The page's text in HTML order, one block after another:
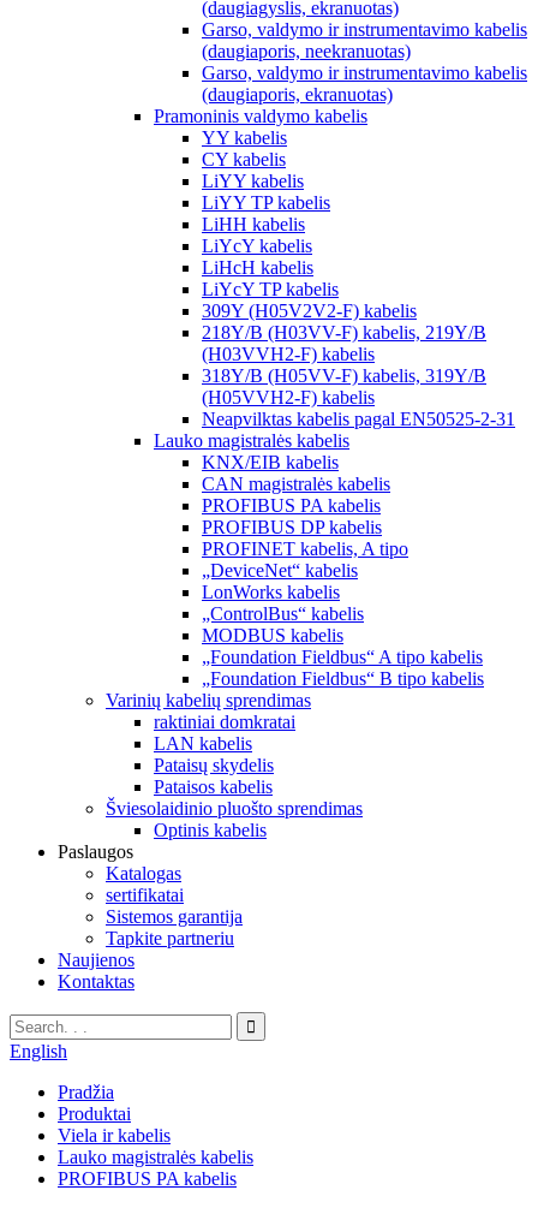
(daugiagyslis, ekranuotas)
Garso, valdymo ir instrumentavimo kabelis
(daugiaporis, neekranuotas)
Garso, valdymo ir instrumentavimo kabelis
(daugiaporis, ekranuotas)
Pramoninis valdymo kabelis
YY kabelis
CY kabelis
LiYY kabelis
LiYY TP kabelis
LiHH kabelis
LiYcY kabelis
LiHcH kabelis
LiYcY TP kabelis
309Y (H05V2V2-F) kabelis
218Y/B (H03VV-F) kabelis, 219Y/B
(H03VVH2-F) kabelis
318Y/B (H05VV-F) kabelis, 319Y/B
(H05VVH2-F) kabelis
Neapvilktas kabelis pagal EN50525-2-31
Lauko magistralės kabelis
KNX/EIB kabelis
CAN magistralės kabelis
PROFIBUS PA kabelis
PROFIBUS DP kabelis
PROFINET kabelis, A tipo
„DeviceNet“ kabelis
LonWorks kabelis
„ControlBus“ kabelis
MODBUS kabelis
„Foundation Fieldbus“ A tipo kabelis
„Foundation Fieldbus“ B tipo kabelis
Varinių kabelių sprendimas
raktiniai domkratai
LAN kabelis
Pataisų skydelis
Pataisos kabelis
Šviesolaidinio pluošto sprendimas
Optinis kabelis
Paslaugos
Katalogas
sertifikatai
Sistemos garantija
Tapkite partneriu
Naujienos
Kontaktas
English
Pradžia
Produktai
Viela ir kabelis
Lauko magistralės kabelis
PROFIBUS PA kabelis